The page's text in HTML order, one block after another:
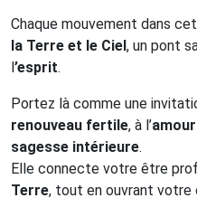
Chaque mouvement dans
la Terre et le Ciel, un pont
l’esprit.
Portez là comme une
renouveau fertile, à l’
sagesse intérieure.
Elle connecte votre être
Terre, tout en ouvrant